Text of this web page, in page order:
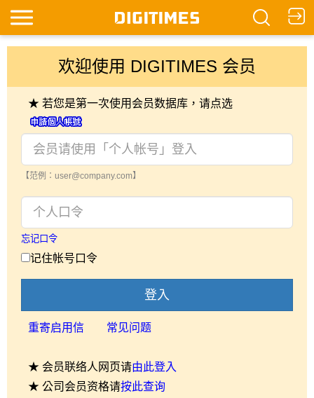
欢迎使用 DIGITIMES 会员
★ 若您是第一次使用会员数据库，请点选
【范例：user@company.com】
忘记口令
记住帐号口令
登入
重寄启用信 常见问题
★ 会员联络人网页请由此登入
★ 公司会员资格请按此查询